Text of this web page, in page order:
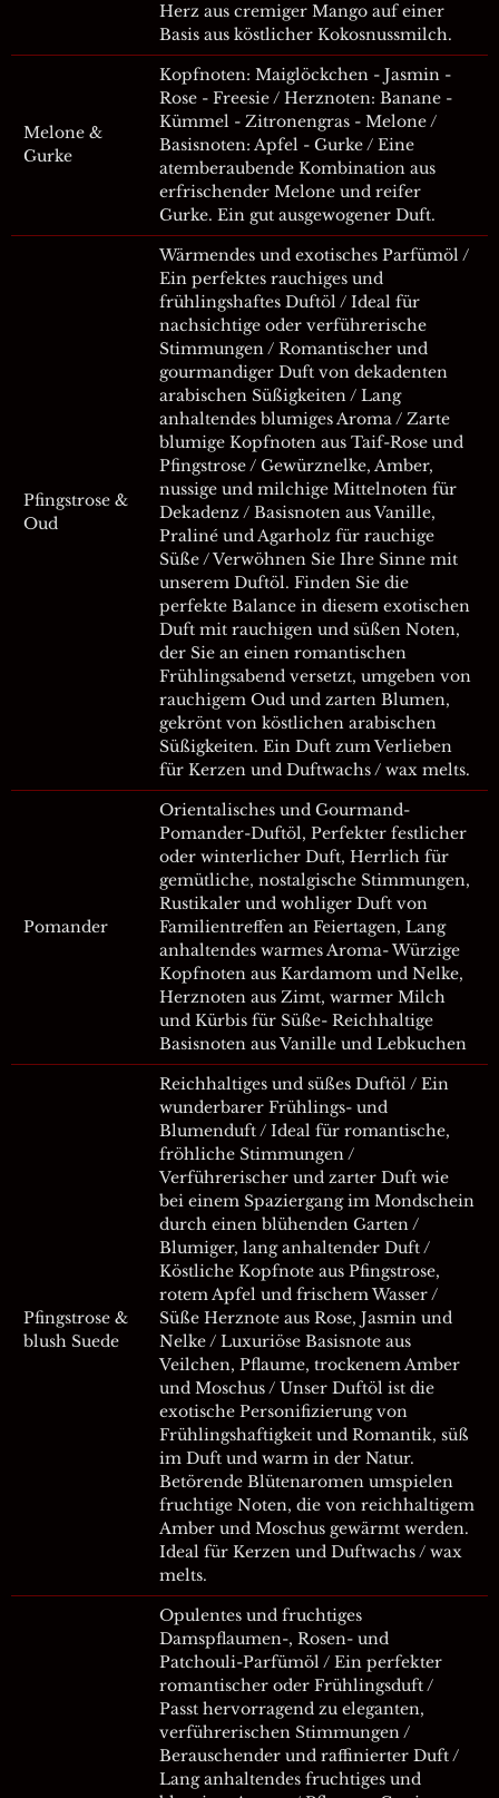
Herz aus cremiger Mango auf einer
Basis aus köstlicher Kokosnussmilch.
Melone &
Gurke
Kopfnoten: Maiglöckchen - Jasmin -
Rose - Freesie / Herznoten: Banane -
Kümmel - Zitronengras - Melone /
Basisnoten: Apfel - Gurke / Eine
atemberaubende Kombination aus
erfrischender Melone und reifer
Gurke. Ein gut ausgewogener Duft.
Pfingstrose &
Oud
Wärmendes und exotisches Parfümöl /
Ein perfektes rauchiges und
frühlingshaftes Duftöl / Ideal für
nachsichtige oder verführerische
Stimmungen / Romantischer und
gourmandiger Duft von dekadenten
arabischen Süßigkeiten / Lang
anhaltendes blumiges Aroma / Zarte
blumige Kopfnoten aus Taif-Rose und
Pfingstrose / Gewürznelke, Amber,
nussige und milchige Mittelnoten für
Dekadenz / Basisnoten aus Vanille,
Praliné und Agarholz für rauchige
Süße / Verwöhnen Sie Ihre Sinne mit
unserem Duftöl. Finden Sie die
perfekte Balance in diesem exotischen
Duft mit rauchigen und süßen Noten,
der Sie an einen romantischen
Frühlingsabend versetzt, umgeben von
rauchigem Oud und zarten Blumen,
gekrönt von köstlichen arabischen
Süßigkeiten. Ein Duft zum Verlieben
für Kerzen und Duftwachs / wax melts.
Pomander
Orientalisches und Gourmand-
Pomander-Duftöl, Perfekter festlicher
oder winterlicher Duft, Herrlich für
gemütliche, nostalgische Stimmungen,
Rustikaler und wohliger Duft von
Familientreffen an Feiertagen, Lang
anhaltendes warmes Aroma- Würzige
Kopfnoten aus Kardamom und Nelke,
Herznoten aus Zimt, warmer Milch
und Kürbis für Süße- Reichhaltige
Basisnoten aus Vanille und Lebkuchen
Pfingstrose &
blush Suede
Reichhaltiges und süßes Duftöl / Ein
wunderbarer Frühlings- und
Blumenduft / Ideal für romantische,
fröhliche Stimmungen /
Verführerischer und zarter Duft wie
bei einem Spaziergang im Mondschein
durch einen blühenden Garten /
Blumiger, lang anhaltender Duft /
Köstliche Kopfnote aus Pfingstrose,
rotem Apfel und frischem Wasser /
Süße Herznote aus Rose, Jasmin und
Nelke / Luxuriöse Basisnote aus
Veilchen, Pflaume, trockenem Amber
und Moschus / Unser Duftöl ist die
exotische Personifizierung von
Frühlingshaftigkeit und Romantik, süß
im Duft und warm in der Natur.
Betörende Blütenaromen umspielen
fruchtige Noten, die von reichhaltigem
Amber und Moschus gewärmt werden.
Ideal für Kerzen und Duftwachs / wax
melts.
Opulentes und fruchtiges
Damspflaumen-, Rosen- und
Patchouli-Parfümöl / Ein perfekter
romantischer oder Frühlingsduft /
Passt hervorragend zu eleganten,
verführerischen Stimmungen /
Berauschender und raffinierter Duft /
Lang anhaltendes fruchtiges und